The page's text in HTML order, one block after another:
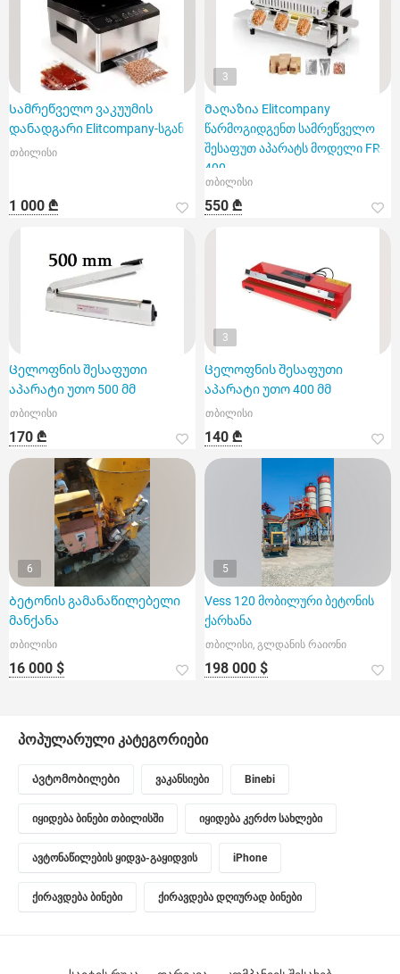
Სამრეწველო ვაკუუმის
დანადგარი Elitcompany-სგან
თბილისი
1 000 ₾
3
Მაღაზია Elitcompany
წარმოგიდგენთ სამრეწველო
შესაფუთ აპარატს მოდელი FR-
400
თბილისი
550 ₾
Ცელოფნის შესაფუთი
აპარატი უთო 500 მმ
თბილისი
170 ₾
3
Ცელოფნის შესაფუთი
აპარატი უთო 400 მმ
თბილისი
140 ₾
6
Ბეტონის გამანაწილებელი
მანქანა
თბილისი
16 000 $
5
Vess 120 მობილური ბეტონის
ქარხანა
თბილისი, გლდანის რაიონი
198 000 $
პოპულარული კატეგორიები
Ავტომობილები ვაკანსიები Binebi
იყიდება ბინები თბილისში იყიდება კერძო სახლები
ავტონაწილების ყიდვა-გაყიდვის iPhone
ქირავდება ბინები ქირავდება დღიურად ბინები